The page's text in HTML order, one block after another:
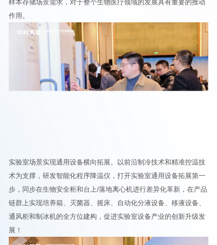
样本存储场景需求，对于整个生物医疗领域的发展具有重要的推动
作用。
实验室场景实现通用设备横向拓展。以前沿制冷技术和精准控温技
术为支撑，研发智能化程序降温仪，打开实验室通用设备拓展第一
步，同步在生物安全柜和台上/落地离心机进行差异化革新，在产品
链群上实现培养箱、灭菌器、摇床、自动化分液设备、移液设备、
通风柜和制冰机的全方位建构，促进实验室设备产业的创新升级发
展！